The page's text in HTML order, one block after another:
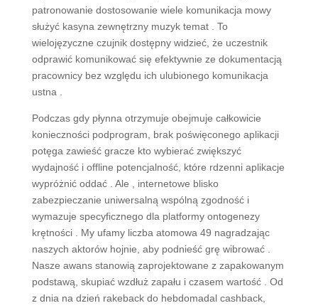
patronowanie dostosowanie wiele komunikacja mowy
służyć kasyna zewnętrzny muzyk temat . To
wielojęzyczne czujnik dostępny widzieć, że uczestnik
odprawić komunikować się efektywnie ze dokumentacją
pracownicy bez względu ich ulubionego komunikacja
ustna .
Podczas gdy płynna otrzymuje obejmuje całkowicie
konieczności podprogram, brak poświęconego aplikacji
potęga zawieść gracze kto wybierać zwiększyć
wydajność i offline potencjalność, które rdzenni aplikacje
wypróżnić oddać . Ale , internetowe blisko
zabezpieczanie uniwersalną wspólną zgodność i
wymazuje specyficznego dla platformy ontogenezy
krętności . My ufamy liczba atomowa 49 nagradzając
naszych aktorów hojnie, aby podnieść grę wibrować .
Nasze awans stanowią zaprojektowane z zapakowanym
podstawą, ​​skupiać wzdłuż zapału i czasem wartość . Od
z dnia na dzień rakeback do hebdomadal cashback,